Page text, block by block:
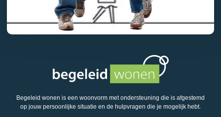
Begeleid wonen is een woonvorm met ondersteuning die is afgestemd
op jouw persoonlijke situatie en de hulpvragen die je mogelijk hebt.